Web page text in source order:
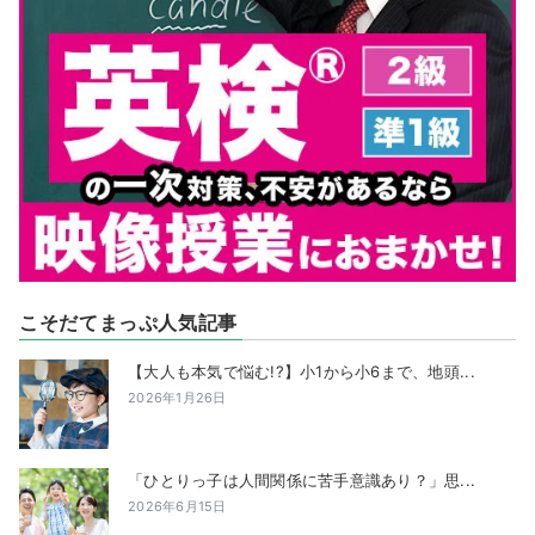
こそだてまっぷ人気記事
【大人も本気で悩む!?】小1から小6まで、地頭...
2026年1月26日
「ひとりっ子は人間関係に苦手意識あり？」思...
2026年6月15日